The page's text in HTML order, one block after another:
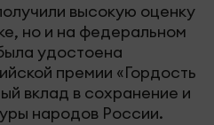
высокую оценку
но и на федеральном
удостоена
премии «Гордость
вклад в сохранение и
народов России.